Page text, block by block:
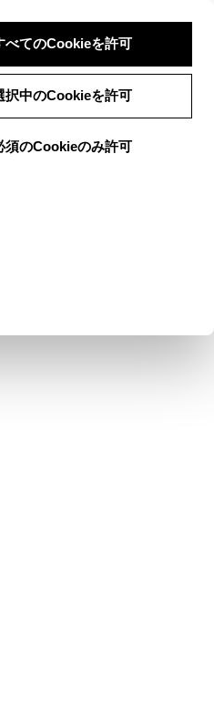
べてのCookieを許可
択中のCookieを許可
須のCookieのみ許可